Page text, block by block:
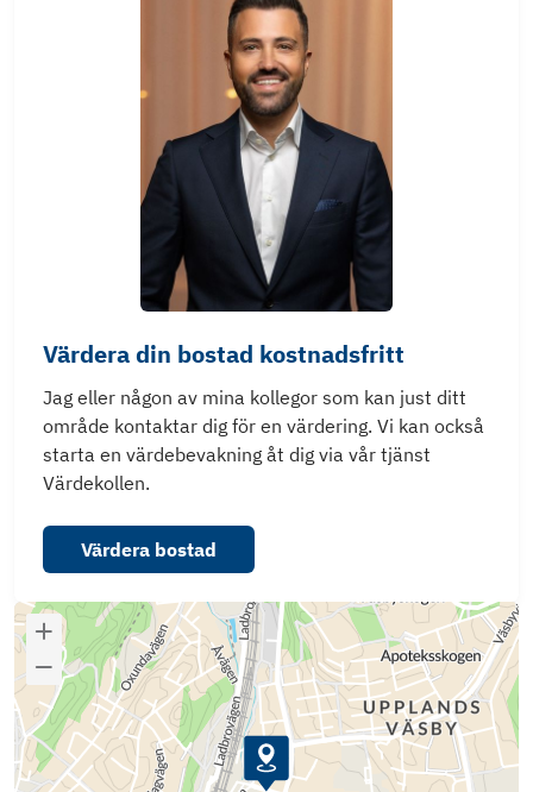
Värdera din bostad kostnadsfritt
Jag eller någon av mina kollegor som kan just ditt
område kontaktar dig för en värdering. Vi kan också
starta en värdebevakning åt dig via vår tjänst
Värdekollen.
Värdera bostad